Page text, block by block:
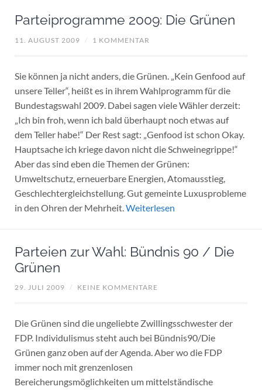
Parteiprogramme 2009: Die Grünen
11. AUGUST 2009 / 1 KOMMENTAR
Sie können ja nicht anders, die Grünen. „Kein Genfood auf
unsere Teller“, heißt es in ihrem Wahlprogramm für die
Bundestagswahl 2009. Dabei sagen viele Wähler derzeit:
„Ich bin froh, wenn ich bald überhaupt noch etwas auf
dem Teller habe!“ Der Rest sagt: „Genfood ist schon Okay.
Hauptsache ich kriege davon nicht die Schweinegrippe!“
Aber das sind eben die Themen der Grünen:
Umweltschutz, erneuerbare Energien, Atomausstieg,
Geschlechtergleichstellung. Gut gemeinte Luxusprobleme
in den Ohren der Mehrheit. Weiterlesen
Parteien zur Wahl: Bündnis 90 / Die
Grünen
29. JULI 2009 / KEINE KOMMENTARE
Die Grünen sind die ungeliebte Zwillingsschwester der
FDP. Individulismus steht auch bei Bündnis90/Die
Grünen ganz oben auf der Agenda. Aber wo die FDP
immer noch mit grenzenlosen
Bereicherungsmöglichkeiten um mittelständische